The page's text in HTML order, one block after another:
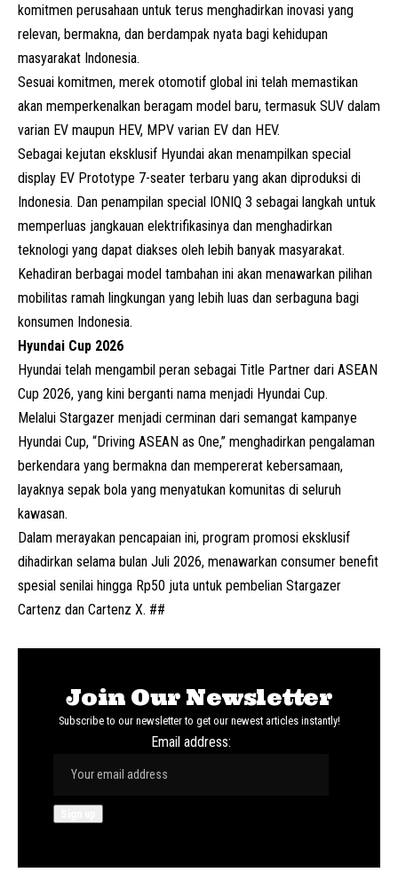
komitmen perusahaan untuk terus menghadirkan inovasi yang
relevan, bermakna, dan berdampak nyata bagi kehidupan
masyarakat Indonesia.
Sesuai komitmen, merek otomotif global ini telah memastikan
akan memperkenalkan beragam model baru, termasuk SUV dalam
varian EV maupun HEV, MPV varian EV dan HEV.
Sebagai kejutan eksklusif Hyundai akan menampilkan special
display EV Prototype 7-seater terbaru yang akan diproduksi di
Indonesia. Dan penampilan special IONIQ 3 sebagai langkah untuk
memperluas jangkauan elektrifikasinya dan menghadirkan
teknologi yang dapat diakses oleh lebih banyak masyarakat.
Kehadiran berbagai model tambahan ini akan menawarkan pilihan
mobilitas ramah lingkungan yang lebih luas dan serbaguna bagi
konsumen Indonesia.
Hyundai Cup 2026
Hyundai telah mengambil peran sebagai Title Partner dari ASEAN
Cup 2026, yang kini berganti nama menjadi Hyundai Cup.
Melalui Stargazer menjadi cerminan dari semangat kampanye
Hyundai Cup, “Driving ASEAN as One,” menghadirkan pengalaman
berkendara yang bermakna dan mempererat kebersamaan,
layaknya sepak bola yang menyatukan komunitas di seluruh
kawasan.
Dalam merayakan pencapaian ini, program promosi eksklusif
dihadirkan selama bulan Juli 2026, menawarkan consumer benefit
spesial senilai hingga Rp50 juta untuk pembelian Stargazer
Cartenz dan Cartenz X. ##
Join Our Newsletter
Subscribe to our newsletter to get our newest articles instantly!
Email address: